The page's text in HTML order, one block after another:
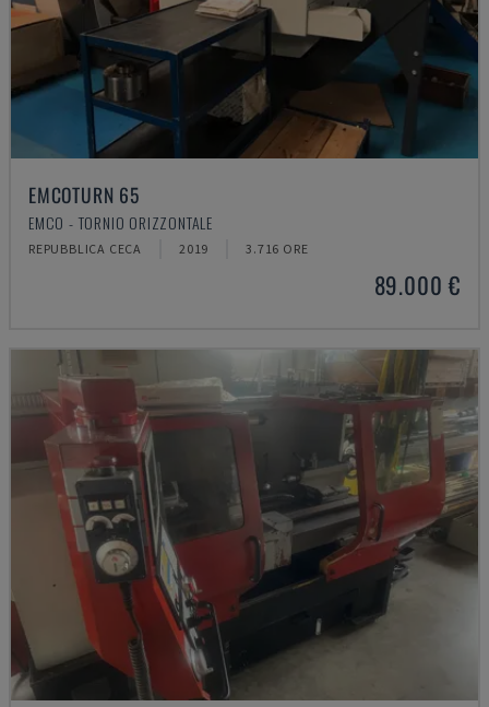
EMCOTURN 65
EMCO - TORNIO ORIZZONTALE
REPUBBLICA CECA 2019 3.716 ORE
89.000 €